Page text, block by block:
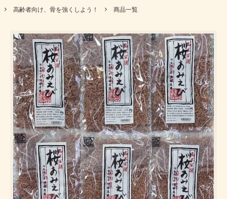
高齢者向け、骨を強くしよう！
商品一覧